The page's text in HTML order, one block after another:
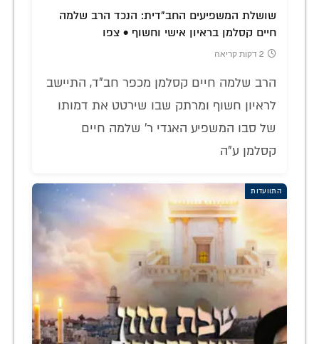
שושלת המשפיעים החב"דית: הנכד הרב שלמה
חיים קסלמן בראיון אישי וחשוף • צפו
2 דקות קריאה
הרב שלמה חיים קסלמן מכפר חב"ד, התיישב
לראיון חשוף ומרתק שבו שירטט את דמותו
של סבו המשפיע האגדי ר' שלמה חיים
קסלמן ע"ה
התוועדות